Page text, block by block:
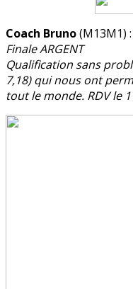
Coach Bruno(M13M1)
Finale ARGENT
Qualification sans
7,18) qui nous ont
tout le monde. RDV le